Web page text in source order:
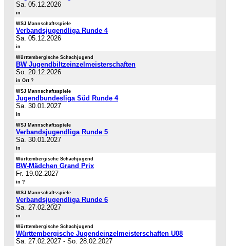
Sa. 05.12.2026
in
WSJ Mannschaftsspiele
Verbandsjugendliga Runde 4
Sa. 05.12.2026
in
Württembergische Schachjugend
BW Jugendbiltzeinzelmeisterschaften
So. 20.12.2026
in Ort ?
WSJ Mannschaftsspiele
Jugendbundesliga Süd Runde 4
Sa. 30.01.2027
in
WSJ Mannschaftsspiele
Verbandsjugendliga Runde 5
Sa. 30.01.2027
in
Württembergische Schachjugend
BW-Mädchen Grand Prix
Fr. 19.02.2027
in ?
WSJ Mannschaftsspiele
Verbandsjugendliga Runde 6
Sa. 27.02.2027
in
Württembergische Schachjugend
Württembergische Jugendeinzelmeisterschaften U08
Sa. 27.02.2027 - So. 28.02.2027